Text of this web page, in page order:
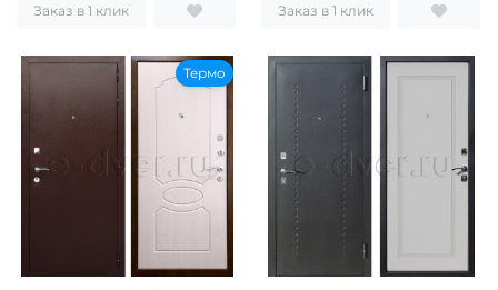
Заказ в 1 клик Заказ в 1 клик
Термо